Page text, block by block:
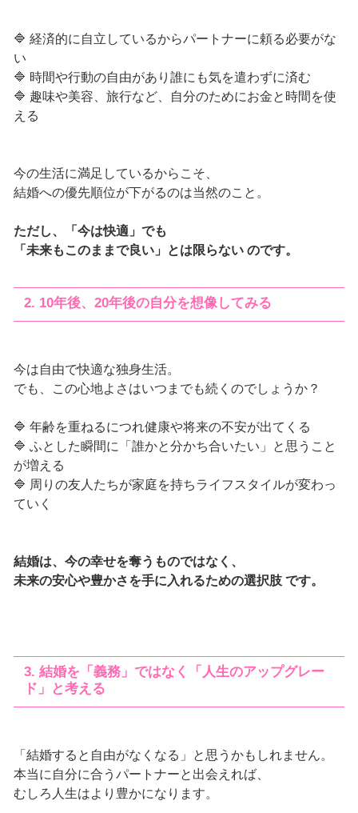
🔷 経済的に自立しているからパートナーに頼る必要がな
い
🔷 時間や行動の自由があり誰にも気を遣わずに済む
🔷 趣味や美容、旅行など、自分のためにお金と時間を使
える
今の生活に満足しているからこそ、
結婚への優先順位が下がるのは当然のこと。
ただし、「今は快適」でも
「未来もこのままで良い」とは限らない のです。
2. 10年後、20年後の自分を想像してみる
今は自由で快適な独身生活。
でも、この心地よさはいつまでも続くのでしょうか？
🔷 年齢を重ねるにつれ健康や将来の不安が出てくる
🔷 ふとした瞬間に「誰かと分かち合いたい」と思うこと
が増える
🔷 周りの友人たちが家庭を持ちライフスタイルが変わっ
ていく
結婚は、今の幸せを奪うものではなく、
未来の安心や豊かさを手に入れるための選択肢 です。
3. 結婚を「義務」ではなく「人生のアップグレー
ド」と考える
「結婚すると自由がなくなる」と思うかもしれません。
本当に自分に合うパートナーと出会えれば、
むしろ人生はより豊かになります。